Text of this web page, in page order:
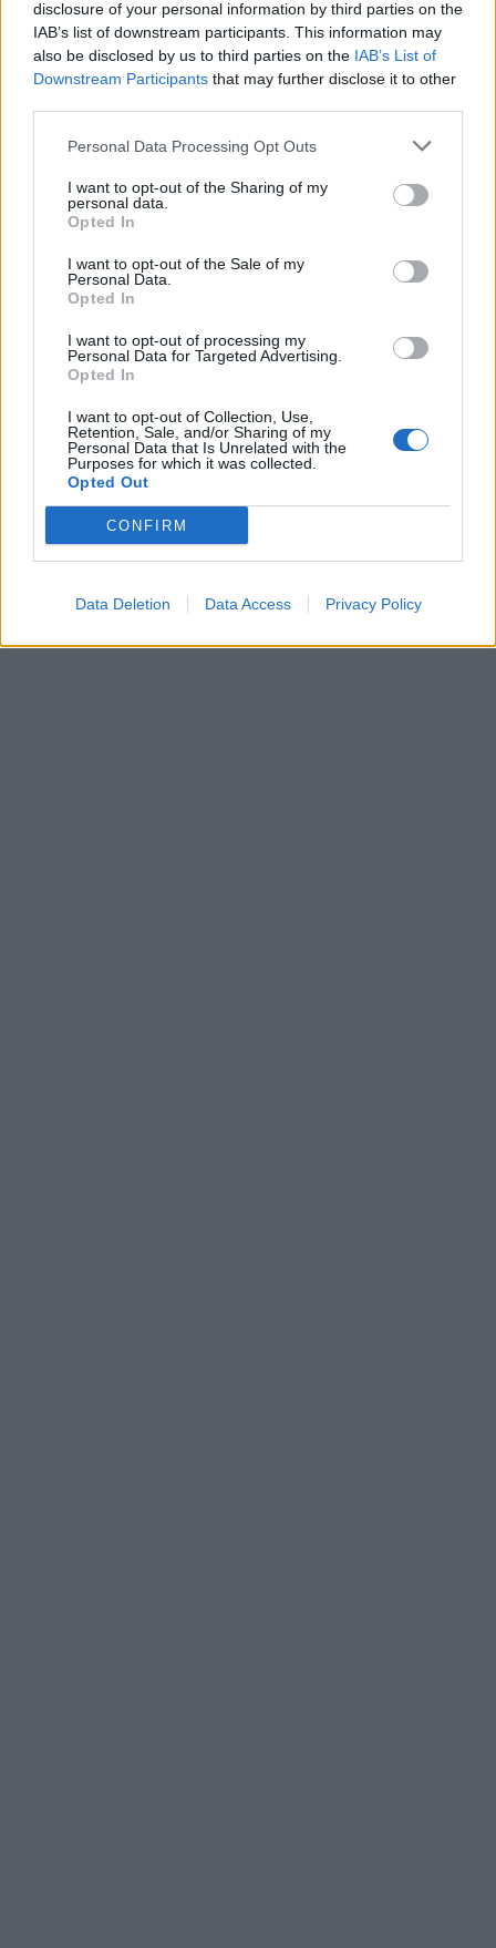
disclosure of your personal information by third parties on the
IAB’s list of downstream participants. This information may
also be disclosed by us to third parties on the IAB’s List of
Downstream Participants that may further disclose it to other
Personal Data Processing Opt Outs
I want to opt-out of the Sharing of my
personal data.
Opted In
I want to opt-out of the Sale of my
Personal Data.
Opted In
I want to opt-out of processing my
Personal Data for Targeted Advertising.
Opted In
I want to opt-out of Collection, Use,
Retention, Sale, and/or Sharing of my
Personal Data that Is Unrelated with the
Purposes for which it was collected.
Opted Out
CONFIRM
Data Deletion Data Access Privacy Policy